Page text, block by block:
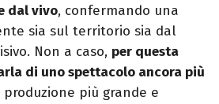
dal vivo, confermando una
sia sul territorio sia dal
Non a caso, per questa
di uno spettacolo ancora più
produzione più grande e